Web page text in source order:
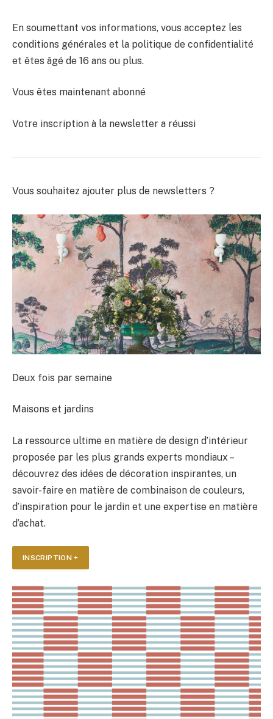
En soumettant vos informations, vous acceptez les
conditions générales et la politique de confidentialité
et êtes âgé de 16 ans ou plus.
Vous êtes maintenant abonné
Votre inscription à la newsletter a réussi
Vous souhaitez ajouter plus de newsletters ?
Deux fois par semaine
Maisons et jardins
La ressource ultime en matière de design d’intérieur
proposée par les plus grands experts mondiaux –
découvrez des idées de décoration inspirantes, un
savoir-faire en matière de combinaison de couleurs,
d’inspiration pour le jardin et une expertise en matière
d’achat.
INSCRIPTION +